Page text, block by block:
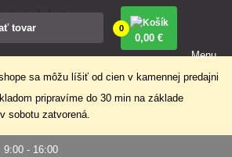
sa môžu líšiť od cien v kamennej predajni
pripravíme do 30 min na základe
sobotu zatvorená.
9:00 - 16:00
0
0,00 €
Menu